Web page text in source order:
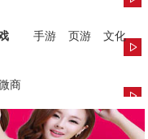
手游 页游
文化
商